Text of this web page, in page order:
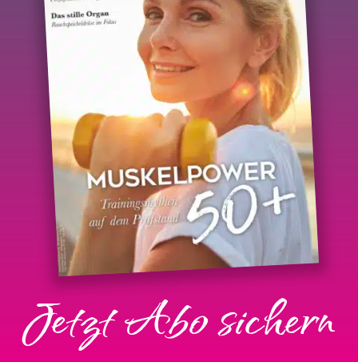
Jetzt Abo sichern